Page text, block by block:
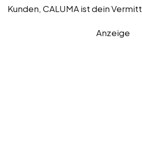
Kunden, CALUMA ist dein
Anzeige